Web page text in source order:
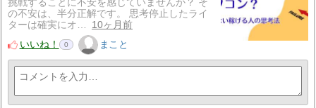
挑戦することに不安を感じていませんか？ そ
の不安は、半分正解です。 思考停止したライ
ターは確実にオ…
10ヶ月前
いいね！
0 まこと